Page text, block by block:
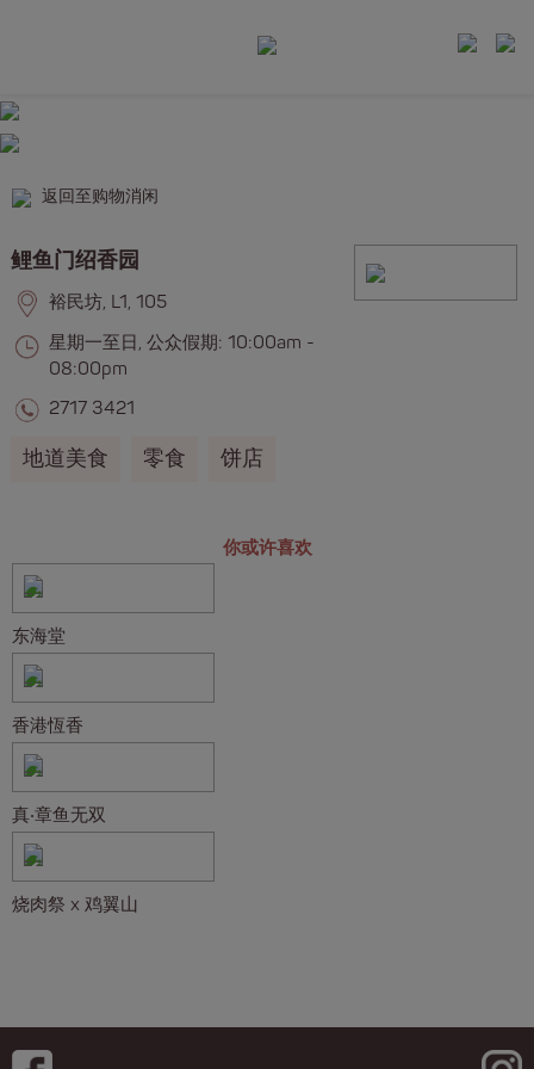
返回至购物消闲
鲤鱼门绍香园
裕民坊, L1, 105
星期一至日, 公众假期: 10:00am -
08:00pm
2717 3421
地道美食 零食 饼店
你或许喜欢
东海堂
香港恆香
真‧章鱼无双
烧肉祭 x 鸡翼山